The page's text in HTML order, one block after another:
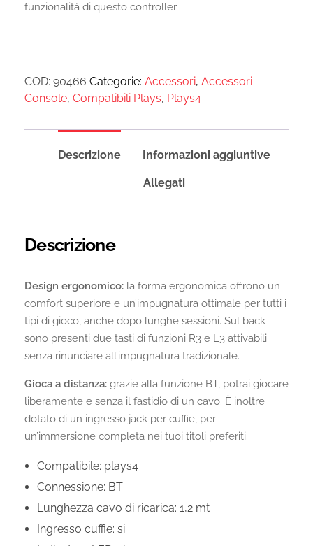
funzionalità di questo controller.
COD: 90466 Categorie: Accessori, Accessori
Console, Compatibili Plays, Plays4
Descrizione Informazioni aggiuntive
Allegati
Descrizione
Design ergonomico: la forma ergonomica offrono un
comfort superiore e un’impugnatura ottimale per tutti i
tipi di gioco, anche dopo lunghe sessioni. Sul back
sono presenti due tasti di funzioni R3 e L3 attivabili
senza rinunciare all’impugnatura tradizionale.
Gioca a distanza: grazie alla funzione BT, potrai giocare
liberamente e senza il fastidio di un cavo. È inoltre
dotato di un ingresso jack per cuffie, per
un’immersione completa nei tuoi titoli preferiti.
Compatibile: plays4
Connessione: BT
Lunghezza cavo di ricarica: 1,2 mt
Ingresso cuffie: si